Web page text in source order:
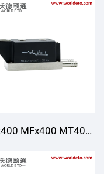
air
rektifier Bekalan
untuk penukar PWM
MFx400 MT400,
Penyejukan Air